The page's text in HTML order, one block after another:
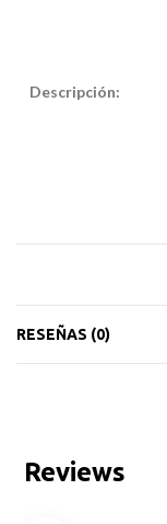
Descripción:
RESEÑAS (0)
Reviews